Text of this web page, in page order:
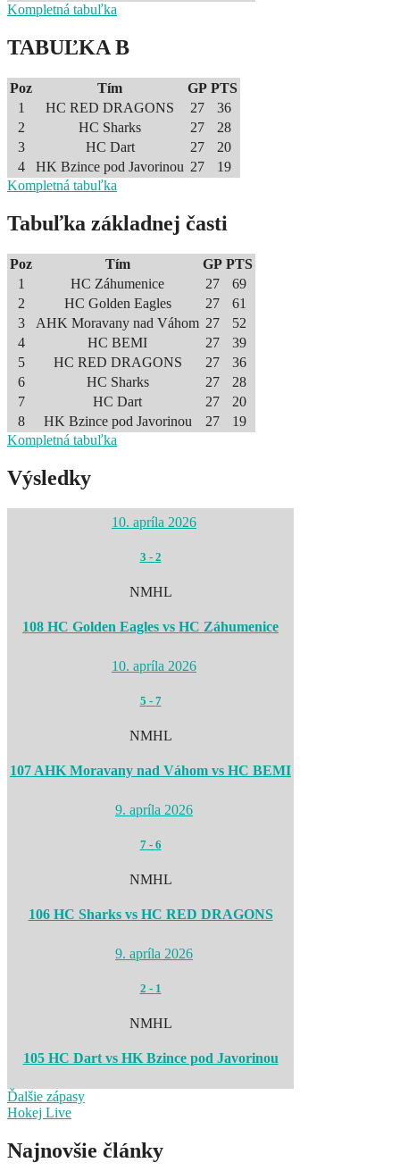
Kompletná tabuľka
TABUĽKA B
Poz Tím GP PTS
1
HC RED DRAGONS 27
36
2
HC Sharks 27
28
3
HC Dart 27
20
4
HK Bzince pod Javorinou 27
19
Kompletná tabuľka
Tabuľka základnej časti
Poz Tím GP PTS
1
HC Záhumenice 27
69
2
HC Golden Eagles 27
61
3
AHK Moravany nad Váhom 27
52
4
HC BEMI 27
39
5
HC RED DRAGONS 27
36
6
HC Sharks 27
28
7
HC Dart 27
20
8
HK Bzince pod Javorinou 27
19
Kompletná tabuľka
Výsledky
10. apríla 2026
3 - 2
NMHL
108 HC Golden Eagles vs HC Záhumenice
10. apríla 2026
5 - 7
NMHL
107 AHK Moravany nad Váhom vs HC BEMI
9. apríla 2026
7- 6
NMHL
106 HC Sharks vs HC RED DRAGONS
9. apríla 2026
2 - 1
NMHL
105 HC Dart vs HK Bzince pod Javorinou
Ďalšie zápasy
Hokej Live
Najnovšie články